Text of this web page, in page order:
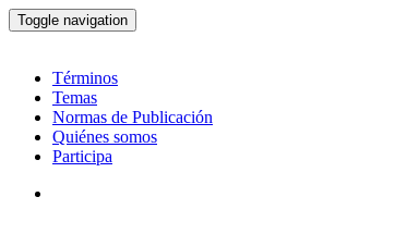
Toggle navigation
Términos
Temas
Normas de Publicación
Quiénes somos
Participa